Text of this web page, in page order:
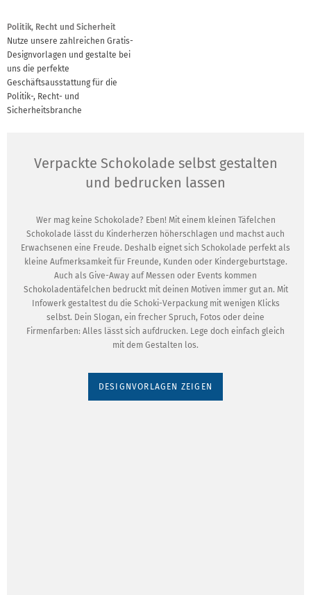
Politik, Recht und Sicherheit
Nutze unsere zahlreichen Gratis-
Designvorlagen und gestalte bei
uns die perfekte
Geschäftsausstattung für die
Politik-, Recht- und
Sicherheitsbranche
Verpackte Schokolade selbst gestalten
und bedrucken lassen
Wer mag keine Schokolade? Eben! Mit einem kleinen Täfelchen
Schokolade lässt du Kinderherzen höherschlagen und machst auch
Erwachsenen eine Freude. Deshalb eignet sich Schokolade perfekt als
kleine Aufmerksamkeit für Freunde, Kunden oder Kindergeburtstage.
Auch als Give-Away auf Messen oder Events kommen
Schokoladentäfelchen bedruckt mit deinen Motiven immer gut an. Mit
Infowerk gestaltest du die Schoki-Verpackung mit wenigen Klicks
selbst. Dein Slogan, ein frecher Spruch, Fotos oder deine
Firmenfarben: Alles lässt sich aufdrucken. Lege doch einfach gleich
mit dem Gestalten los.
DESIGNVORLAGEN ZEIGEN